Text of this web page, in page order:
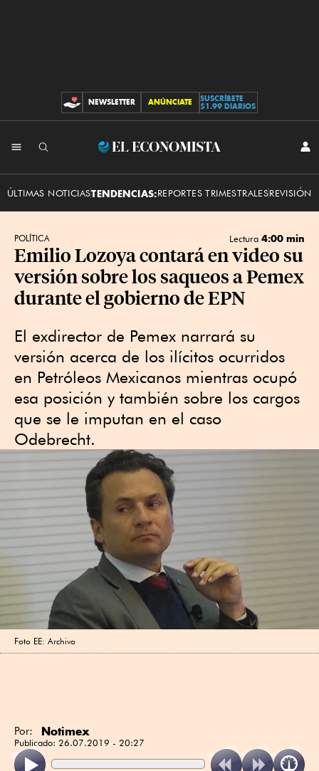
CONTRIBUCIONES
NEWSLETTER ANÚNCIATE
SUSCRÍBETE
$1.99 DIARIOS
El
ÚLTIMAS NOTICIASTENDENCIAS:REPORTES TRIMESTRALESREVISIÓN
POLÍTICA Lectura 4:00 min
Emilio Lozoya contará en video su
versión sobre los saqueos a Pemex
durante el gobierno de EPN
El exdirector de Pemex narrará su
versión acerca de los ilícitos ocurridos
en Petróleos Mexicanos mientras ocupó
esa posición y también sobre los cargos
que se le imputan en el caso
Odebrecht.
Foto EE: Archivo
Por: Notimex
Publicado: 26.07.2019 - 20:27